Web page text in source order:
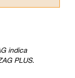
richiede una
indica
PLUS.